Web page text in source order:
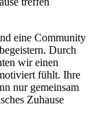
eine Community
Durch
wir einen
fühlt. Ihre
nur gemeinsam
Zuhause